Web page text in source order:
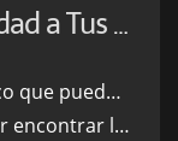
Fotografía Urbana: La Ciudad a Tus Pies
a tu ciudad.
grandes fotos.